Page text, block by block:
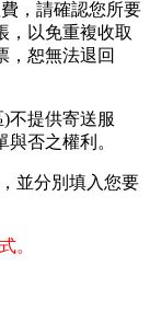
，請確認您所要
，以免重複收取
，恕無法退回
不提供寄送服
否之權利。
並分別填入您要
。